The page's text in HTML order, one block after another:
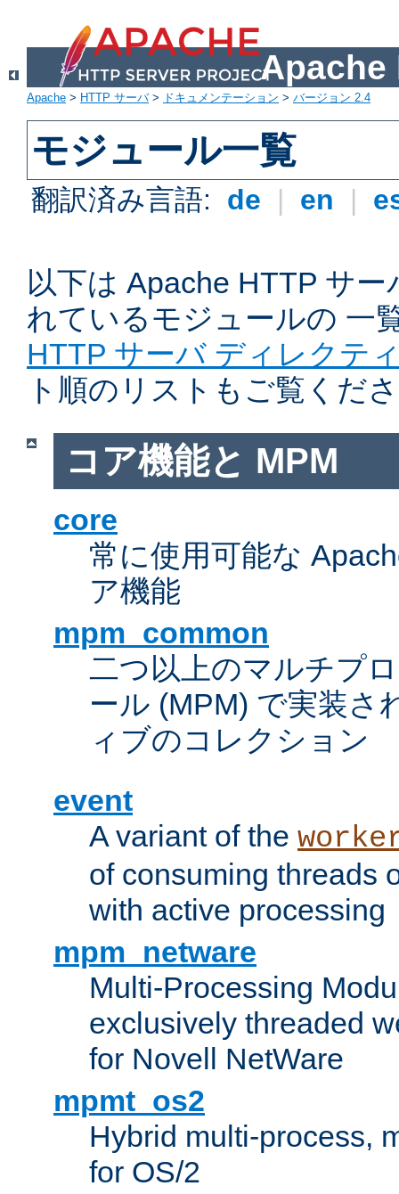
Apache
Apache > HTTP サーバ> ドキュメンテーション > バージョン 2.4
モジュール一覧
翻訳済み言語: de | en |
以下は Apache HTTP サ
れているモジュールの 一
HTTP サーバ ディレクテ
ト順のリストもご覧くだ
コア機能と MPM
core
常に使用可能な
ア機能
mpm_common
二つ以上のマルチプ
ール (MPM) で実装さ
ィブのコレクション
event
A variant of the
of consuming threads
with active processing
mpm_netware
Multi-Processing
exclusively threaded
for Novell NetWare
mpmt_os2
Hybrid multi-process,
for OS/2